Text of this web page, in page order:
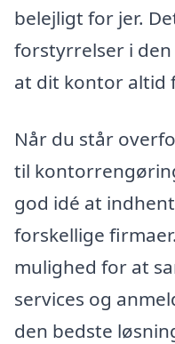
belejligt for jer.
forstyrrelser i
at dit kontor altid
Når du står
til
god idé at
forskellige
mulighed for at
services og
den bedste